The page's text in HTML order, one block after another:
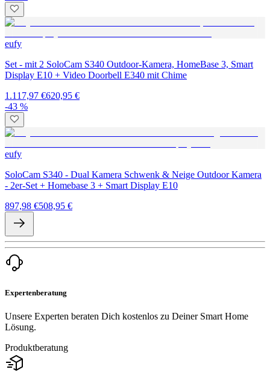
eufy
Set - mit 2 SoloCam S340 Outdoor-Kamera, HomeBase 3, Smart
Display E10 + Video Doorbell E340 mit Chime
1.117,97 €620,95 €
-43 %
eufy
SoloCam S340 - Dual Kamera Schwenk & Neige Outdoor Kamera
- 2er-Set + Homebase 3 + Smart Display E10
897,98 €508,95 €
Expertenberatung
Unsere Experten beraten Dich kostenlos zu Deiner Smart Home
Lösung.
Produktberatung